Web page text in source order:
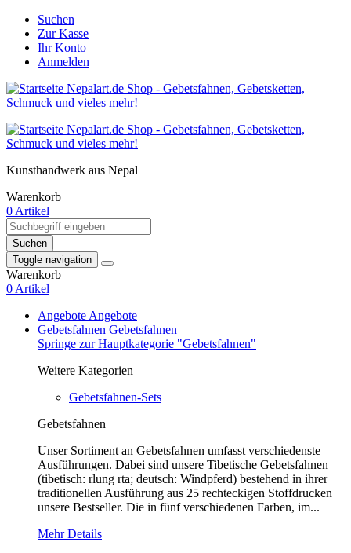
Suchen
Zur Kasse
Ihr Konto
Anmelden
Kunsthandwerk aus Nepal
Warenkorb
0 Artikel
Suchen
Toggle navigation
Warenkorb
0 Artikel
Angebote Angebote
Gebetsfahnen Gebetsfahnen
Springe zur Hauptkategorie "Gebetsfahnen"
Weitere Kategorien
Gebetsfahnen-Sets
Gebetsfahnen
Unser Sortiment an Gebetsfahnen umfasst verschiedenste
Ausführungen. Dabei sind unsere Tibetische Gebetsfahnen
(tibetisch: rlung rta; deutsch: Windpferd) bestehend in ihrer
traditionellen Ausführung aus 25 rechteckigen Stoffdrucken
unsere Bestseller. Die in fünf verschiedenen Farben, im...
Mehr Details